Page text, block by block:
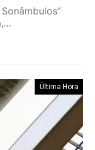
Última Hora